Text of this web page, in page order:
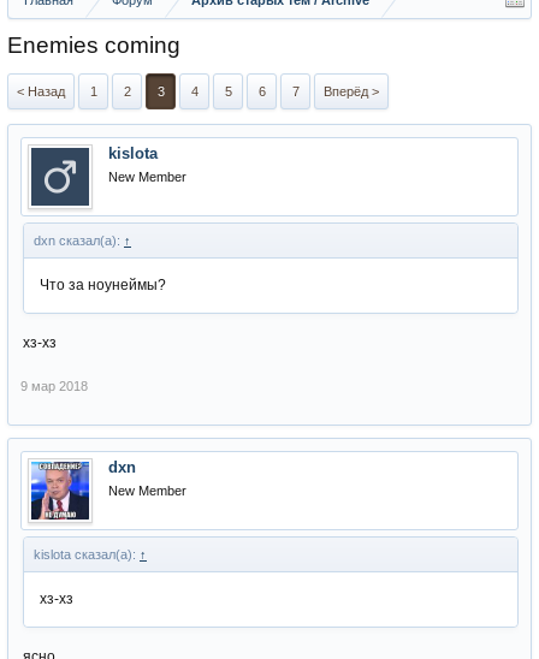
Enemies coming
< Назад 1 2 3 4 5 6 7 Вперёд >
kislota
New Member
dxn сказал(а): ↑
Что за ноунеймы?
хз-хз
9 мар 2018
dxn
New Member
kislota сказал(а): ↑
хз-хз